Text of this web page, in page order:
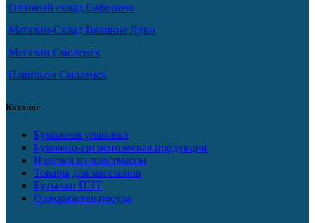
Оптовый склад Сафоново
Магазин-Склад Великие Луки
Магазин Смоленск
Павильон Смоленск
Каталог
Бумажная упаковка
Бумажно-гигиеническая продукция
Изделия из пластмассы
Товары для магазинов
Бутылки ПЭТ
Одноразовая посуда